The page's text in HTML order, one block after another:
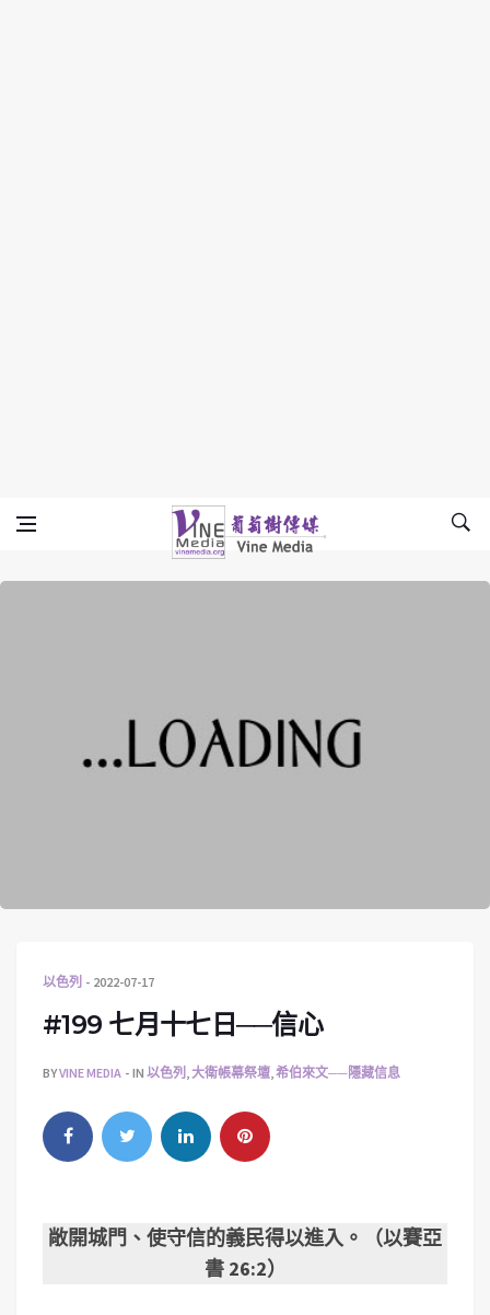
Vine Media
葡萄樹傳媒
以色列 2022-07-17
#199 七月十七日──信心
BYVINE MEDIA IN 以色列 ,大衛帳幕祭壇,希伯來文──隱藏信息
敞開城門、使守信的義民得以進入。（以賽亞
書 26:2）